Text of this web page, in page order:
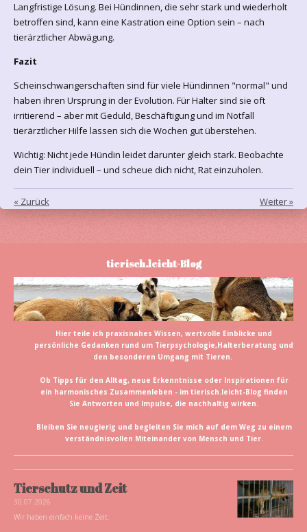
Langfristige Lösung. Bei Hündinnen, die sehr stark und wiederholt
betroffen sind, kann eine Kastration eine Option sein – nach
tierärztlicher Abwägung.
Fazit
Scheinschwangerschaften sind für viele Hündinnen "normal" und
haben ihren Ursprung in der Evolution. Für Halter sind sie oft
irritierend – aber mit Geduld, Beschäftigung und im Notfall
tierärztlicher Hilfe lassen sich die Wochen gut überstehen.
Wichtig: Nicht jede Hündin leidet darunter gleich stark. Beobachte
dein Tier individuell – und scheue dich nicht, Rat einzuholen.
« Zurück Weiter»
tierisch.leicht-Blog
Hier teile ich praxisnahes Wissen, wertvolle Einblicke und
persönliche Gedanken rund um Tierpsychologie,Halterberatung und
den besonderen Umgang mit Tieren.
Ob Tipps für den Alltag, neue Erkenntnisse oder Inspirationen für
ein harmonisches Zusammenleben - im tierisch.leicht-Blog finden
Sie Antworten und Impulse, die nachhaltig wirken.
Bleiben Sie neugierig und begleiten Sie mich auf dem Weg zu einem
verständnisvollen Miteinander von Mensch und Tier.
Tierschutz und Zeit
30.07.2026
Wir haben einfach keine Zeit.